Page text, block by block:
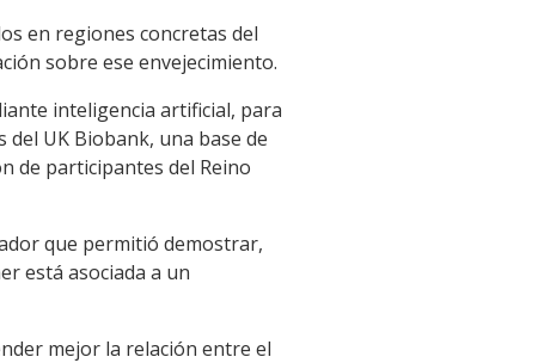
en regiones concretas del
sobre ese envejecimiento.
inteligencia artificial, para
UK Biobank, una base de
de participantes del Reino
que permitió demostrar,
está asociada a un
mejor la relación entre el